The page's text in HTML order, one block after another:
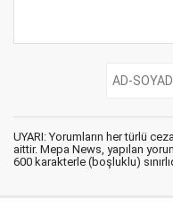
UYARI: Yorumların her türlü
aittir. Mepa News, yapılan
600 karakterle (boşluklu)